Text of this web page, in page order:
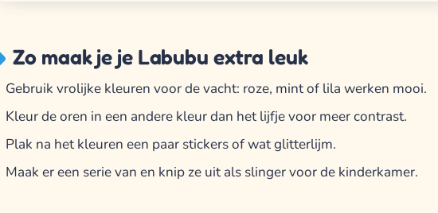
Zo maak je je Labubu extra leuk
Gebruik vrolijke kleuren voor de vacht: roze, mint of lila werken mooi.
Kleur de oren in een andere kleur dan het lijfje voor meer contrast.
Plak na het kleuren een paar stickers of wat glitterlijm.
Maak er een serie van en knip ze uit als slinger voor de kinderkamer.